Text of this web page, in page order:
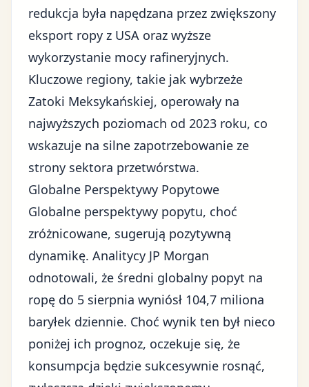
redukcja była napędzana przez zwiększony
eksport ropy z USA oraz wyższe
wykorzystanie mocy rafineryjnych.
Kluczowe regiony, takie jak wybrzeże
Zatoki Meksykańskiej, operowały na
najwyższych poziomach od 2023 roku, co
wskazuje na silne zapotrzebowanie ze
strony sektora przetwórstwa.
Globalne Perspektywy Popytowe
Globalne perspektywy popytu, choć
zróżnicowane, sugerują pozytywną
dynamikę. Analitycy JP Morgan
odnotowali, że średni globalny popyt na
ropę do 5 sierpnia wyniósł 104,7 miliona
baryłek dziennie. Choć wynik ten był nieco
poniżej ich prognoz, oczekuje się, że
konsumpcja będzie sukcesywnie rosnąć,